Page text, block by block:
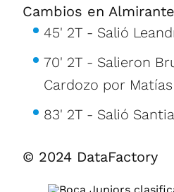
Cambios en
45' 2T - Salió
70' 2T - Salieron
Cardozo por
83' 2T - Salió
© 2024 DataFactory